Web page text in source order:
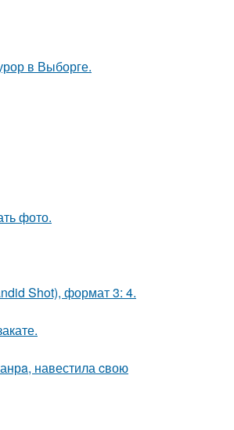
в Выборге.
фото.
Shot), формат 3: 4.
навестила cвою